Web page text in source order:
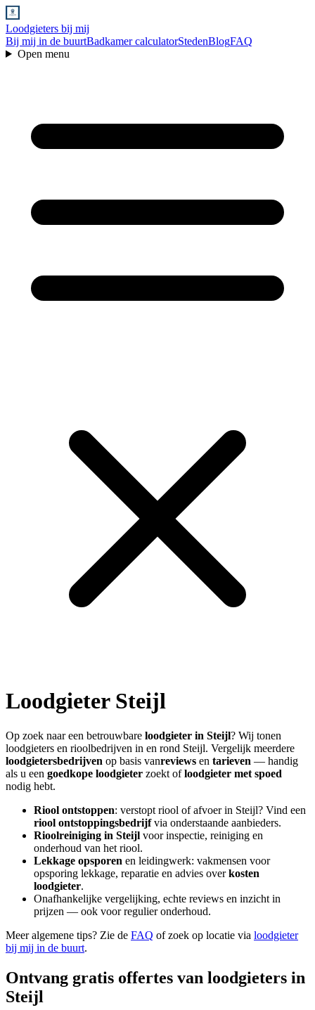
Loodgieters bij mij
Bij mij in de buurtBadkamer calculatorStedenBlogFAQ
Open menu
Loodgieter Steijl
Op zoek naar een betrouwbare loodgieter in Steijl? Wij tonen
loodgieters en rioolbedrijven in en rond Steijl. Vergelijk meerdere
loodgietersbedrijven op basis vanreviews en tarieven — handig
als u een goedkope loodgieter zoekt ofloodgieter met spoed
nodig hebt.
Riool ontstoppen: verstopt riool of afvoer in Steijl? Vind een
riool ontstoppingsbedrijfvia onderstaande aanbieders.
Rioolreiniging in Steijl voor inspectie, reiniging en
onderhoud van het riool.
Lekkage opsporen en leidingwerk: vakmensen voor
opsporing lekkage, reparatie en advies overkosten
loodgieter.
Onafhankelijke vergelijking, echte reviews en inzicht in
prijzen — ook voor regulier onderhoud.
Meer algemene tips? Zie de FAQ of zoek op locatie via loodgieter
bij mij in de buurt.
Ontvang gratis offertes van loodgieters in
Steijl